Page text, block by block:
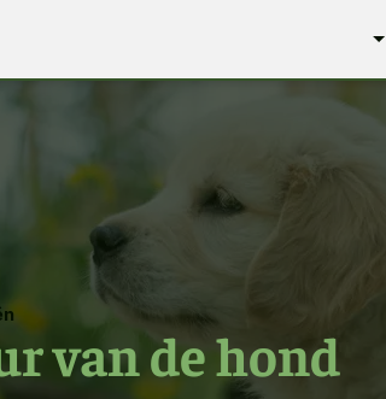
van de hond